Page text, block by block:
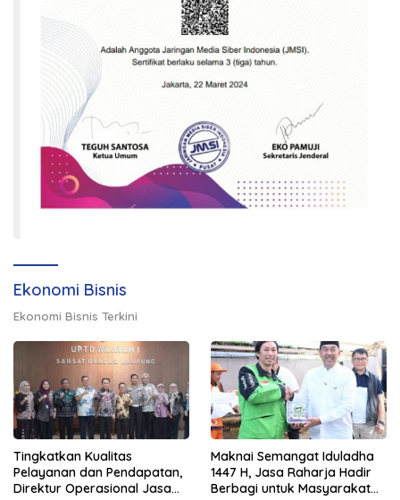
Ekonomi Bisnis
Ekonomi Bisnis Terkini
Tingkatkan Kualitas
Pelayanan dan Pendapatan,
Direktur Operasional Jasa
Maknai Semangat Iduladha
1447 H, Jasa Raharja Hadir
Berbagi untuk Masyarakat